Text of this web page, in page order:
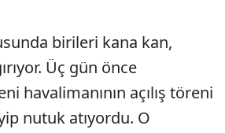
birileri kana kan,
Üç gün önce
havalimanının açılış töreni
nutuk atıyordu. O